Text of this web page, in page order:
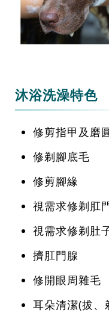
沐浴洗澡特色
修剪指甲及磨
修剃腳底毛
修剪腳緣
視需求修剃肛
視需求修剃肚
擠肛門腺
修開眼周雜毛
耳朵清潔(拔、